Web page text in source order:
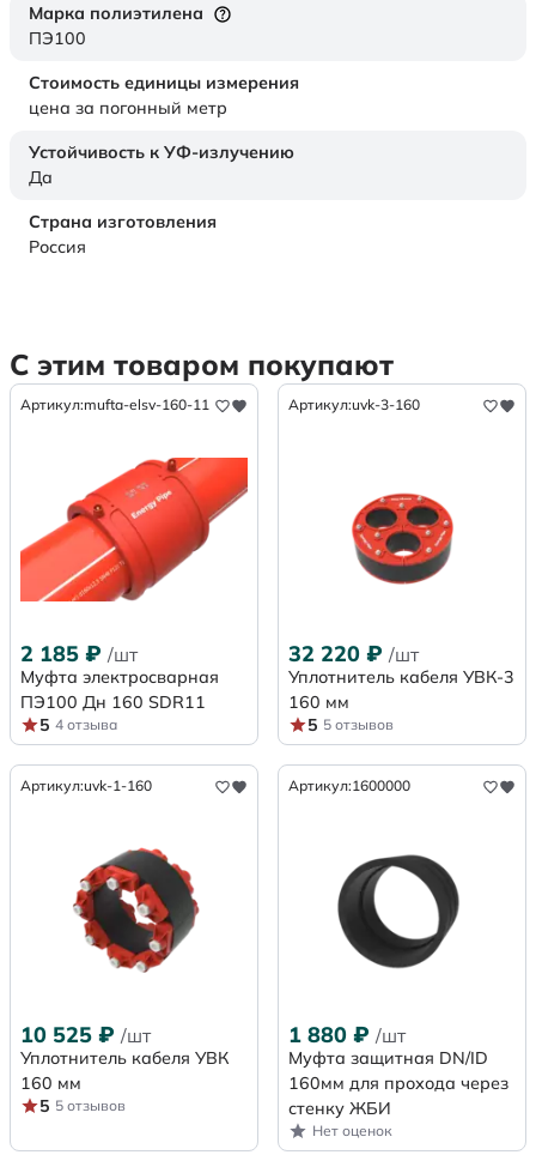
Марка полиэтилена
ПЭ100
Стоимость единицы измерения
цена за погонный метр
Устойчивость к УФ-излучению
Да
Страна изготовления
Россия
С этим товаром покупают
Артикул:mufta-elsv-160-11
2 185 ₽ /шт
Муфта электросварная
ПЭ100 Дн 160 SDR11
5 4 отзыва
Артикул:uvk-3-160
32 220 ₽ /шт
Уплотнитель кабеля УВК-3
160 мм
5 5 отзывов
Артикул:uvk-1-160
10 525 ₽ /шт
Уплотнитель кабеля УВК
160 мм
5 5 отзывов
Артикул:1600000
1 880 ₽ /шт
Муфта защитная DN/ID
160мм для прохода через
стенку ЖБИ
Нет оценок